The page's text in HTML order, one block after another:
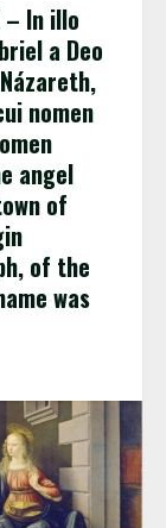
– In illo
a Deo
nomen
angel
of
of the
was